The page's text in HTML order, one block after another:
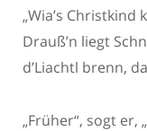
„Wia’s Christkind
Drauß’n liegt
d’Liachtl brenn,
„Früher“, sogt er,